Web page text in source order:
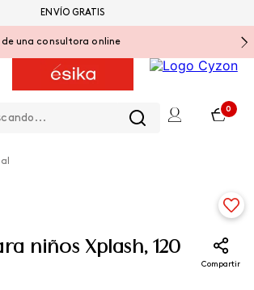
una consultora online
0
ENVÍO GRATIS
niños Xplash, 120
Compartir